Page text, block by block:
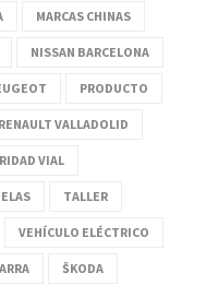
MARCAS CHINAS
NISSAN BARCELONA
PRODUCTO
RENAULT VALLADOLID
VIAL
TALLER
VEHÍCULO ELÉCTRICO
ŠKODA